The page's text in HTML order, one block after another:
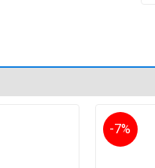
-7%